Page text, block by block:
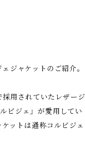
ジャケットのご紹介。
用されていたレザージ
ビジェ」が愛用してい
ットは通称コルビジェ